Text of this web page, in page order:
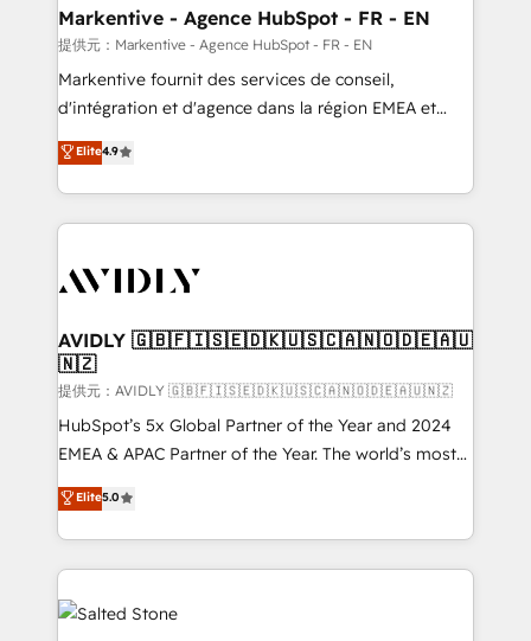
せください。
🎯Demand Gen & ABM: Drive pipeline with inbound,
ABM, AEO, SEO, & paid media. 👩‍💻Web Design:
Build high-performing websites with UX, messaging,
& conversion strategy that drive results. 🤖AI
AI, & maximize AEO with tailored AI services. 🧩
Integrations: Extend HubSpot with custom
Markentive - Agence HubSpot - FR - EN
提供元：Markentive - Agence HubSpot - FR - EN
Markentive fournit des services de conseil,
d'intégration et d'agence dans la région EMEA et
North America. Avec plus de 115 experts en
marketing automation, Growth, Revops, CRM et
webdesign. Markentive is both a consulting firm, a
digital agency and an integrator. With over 115
CRM and webdesign (We focus on EMEA - USA
Elite4.9
AVIDLY 🇬🇧🇫🇮🇸🇪🇩🇰🇺🇸🇨🇦🇳🇴🇩🇪🇦🇺
🇳🇿
提供元：AVIDLY 🇬🇧🇫🇮🇸🇪🇩🇰🇺🇸🇨🇦🇳🇴🇩🇪🇦🇺🇳🇿
HubSpot’s 5x Global Partner of the Year and 2024
EMEA & APAC Partner of the Year. The world’s most
experienced and fully accredited HubSpot Solutions
Partner. 🚀 With 2,750+ HubSpot projects delivered
and 370+ specialists across EMEA, APAC and NAM,
we de-risk complex CRM programmes and
accelerate ROI across every HubSpot Hub. 🧭 From
multi-region migrations to AI-powered automation,
Elite5.0